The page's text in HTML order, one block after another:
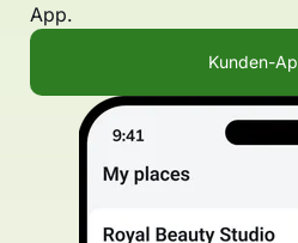
App.
Kunden-